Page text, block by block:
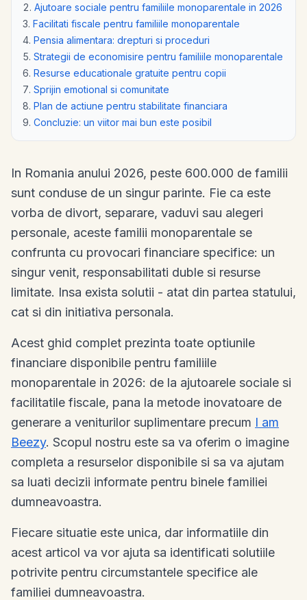
Ajutoare sociale pentru familiile monoparentale in 2026
Facilitati fiscale pentru familiile monoparentale
Pensia alimentara: drepturi si proceduri
Strategii de economisire pentru familiile monoparentale
Resurse educationale gratuite pentru copii
Sprijin emotional si comunitate
Plan de actiune pentru stabilitate financiara
Concluzie: un viitor mai bun este posibil
In Romania anului 2026, peste 600.000 de familii
sunt conduse de un singur parinte. Fie ca este
vorba de divort, separare, vaduvi sau alegeri
personale, aceste familii monoparentale se
confrunta cu provocari financiare specifice: un
singur venit, responsabilitati duble si resurse
limitate. Insa exista solutii - atat din partea statului,
cat si din initiativa personala.
Acest ghid complet prezinta toate optiunile
financiare disponibile pentru familiile
monoparentale in 2026: de la ajutoarele sociale si
facilitatile fiscale, pana la metode inovatoare de
generare a veniturilor suplimentare precum I am
Beezy. Scopul nostru este sa va oferim o imagine
completa a resurselor disponibile si sa va ajutam
sa luati decizii informate pentru binele familiei
dumneavoastra.
Fiecare situatie este unica, dar informatiile din
acest articol va vor ajuta sa identificati solutiile
potrivite pentru circumstantele specifice ale
familiei dumneavoastra.